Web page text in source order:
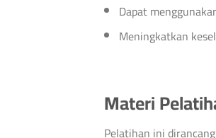
Dapat
Meningkatkan
Materi
Pelatihan ini